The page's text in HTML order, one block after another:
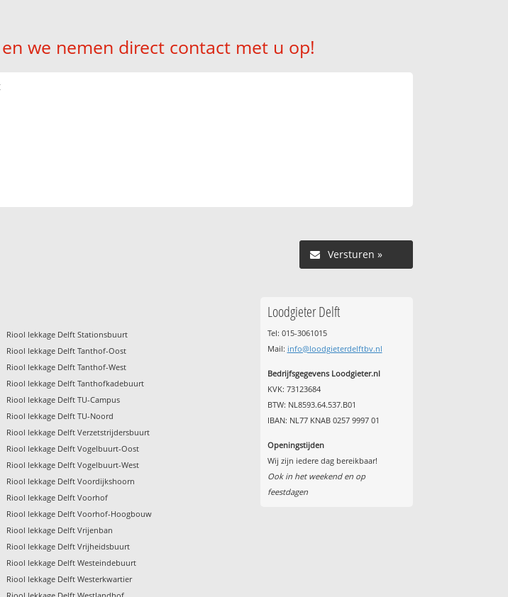
we nemen direct contact met u op!
Versturen »
Riool lekkage Delft Stationsbuurt
Riool lekkage Delft Tanthof-Oost
Riool lekkage Delft Tanthof-West
Riool lekkage Delft Tanthofkadebuurt
Riool lekkage Delft TU-Campus
Riool lekkage Delft TU-Noord
Riool lekkage Delft Verzetstrijdersbuurt
Riool lekkage Delft Vogelbuurt-Oost
Riool lekkage Delft Vogelbuurt-West
Riool lekkage Delft Voordijkshoorn
Riool lekkage Delft Voorhof
Riool lekkage Delft Voorhof-Hoogbouw
Riool lekkage Delft Vrijenban
Riool lekkage Delft Vrijheidsbuurt
Riool lekkage Delft Westeindebuurt
Riool lekkage Delft Westerkwartier
Loodgieter Delft
Tel: 015-3061015
Mail: info@loodgieterdelftbv.nl
Bedrijfsgegevens Loodgieter.nl
KVK: 73123684
BTW: NL8593.64.537.B01
IBAN: NL77 KNAB 0257 9997 01
Openingstijden
Wij zijn iedere dag bereikbaar!
Ook in het weekend en op
feestdagen